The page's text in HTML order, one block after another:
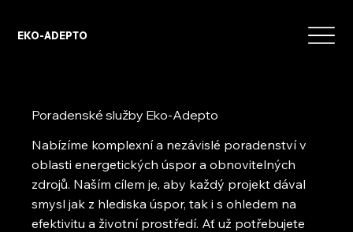
EKO-ADEPTO
Poradenské služby Eko-Adepto
Nabízíme komplexní a nezávislé poradenství v
oblasti energetických úspor a obnovitelných
zdrojů. Naším cílem je, aby každý projekt dával
smysl jak z hlediska úspor, tak i s ohledem na
efektivitu a životní prostředí. Ať už potřebujete